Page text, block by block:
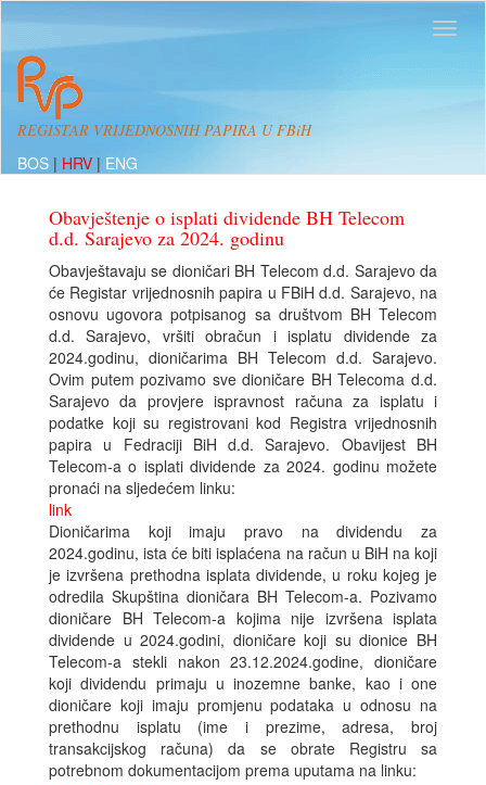
REGISTAR VRIJEDNOSNIH PAPIRA U FBiH
BOS | HRV | ENG
Obavještenje o isplati dividende BH Telecom
d.d. Sarajevo za 2024. godinu
Obavještavaju se dioničari BH Telecom d.d. Sarajevo da
će Registar vrijednosnih papira u FBiH d.d. Sarajevo, na
osnovu ugovora potpisanog sa društvom BH Telecom
d.d. Sarajevo, vršiti obračun i isplatu dividende za
2024.godinu, dioničarima BH Telecom d.d. Sarajevo.
Ovim putem pozivamo sve dioničare BH Telecoma d.d.
Sarajevo da provjere ispravnost računa za isplatu i
podatke koji su registrovani kod Registra vrijednosnih
papira u Fedraciji BiH d.d. Sarajevo. Obavijest BH
Telecom-a o isplati dividende za 2024. godinu možete
pronaći na sljedećem linku:
link
Dioničarima koji imaju pravo na dividendu za
2024.godinu, ista će biti isplaćena na račun u BiH na koji
je izvršena prethodna isplata dividende, u roku kojeg je
odredila Skupština dioničara BH Telecom-a. Pozivamo
dioničare BH Telecom-a kojima nije izvršena isplata
dividende u 2024.godini, dioničare koji su dionice BH
Telecom-a stekli nakon 23.12.2024.godine, dioničare
koji dividendu primaju u inozemne banke, kao i one
dioničare koji imaju promjenu podataka u odnosu na
prethodnu isplatu (ime i prezime, adresa, broj
transakcijskog računa) da se obrate Registru sa
potrebnom dokumentacijom prema uputama na linku: